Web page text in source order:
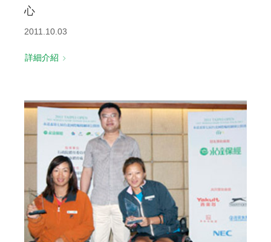
心
2011.10.03
詳細介紹